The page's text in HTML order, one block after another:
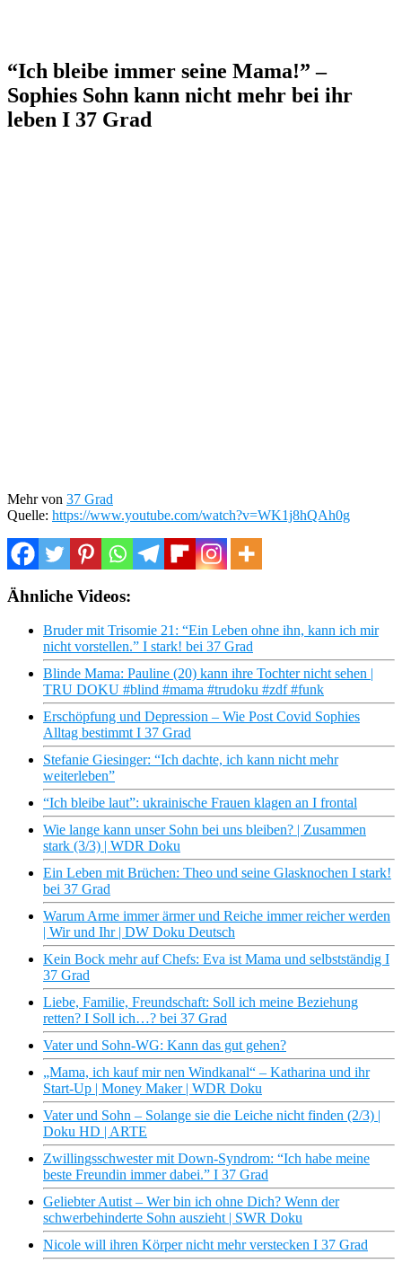
“Ich bleibe immer seine Mama!” –
Sophies Sohn kann nicht mehr bei ihr
leben I 37 Grad
Mehr von 37 Grad
Quelle: https://www.youtube.com/watch?v=WK1j8hQAh0g
Ähnliche Videos:
Bruder mit Trisomie 21: ​​“Ein Leben ohne ihn, kann ich mir
nicht vorstellen.” I stark! bei 37 Grad
Blinde Mama: Pauline (20) kann ihre Tochter nicht sehen |
TRU DOKU #blind #mama #trudoku #zdf #funk
Erschöpfung und Depression – Wie Post Covid Sophies
Alltag bestimmt I 37 Grad
Stefanie Giesinger: “Ich dachte, ich kann nicht mehr
weiterleben”
“Ich bleibe laut”: ukrainische Frauen klagen an I frontal
Wie lange kann unser Sohn bei uns bleiben? | Zusammen
stark (3/3) | WDR Doku
Ein Leben mit Brüchen: Theo und seine Glasknochen I stark!
bei 37 Grad
Warum Arme immer ärmer und Reiche immer reicher werden
| Wir und Ihr | DW Doku Deutsch
Kein Bock mehr auf Chefs: Eva ist Mama und selbstständig I
37 Grad
Liebe, Familie, Freundschaft: Soll ich meine Beziehung
retten? I Soll ich…? bei 37 Grad
Vater und Sohn-WG: Kann das gut gehen?
„Mama, ich kauf mir nen Windkanal“ – Katharina und ihr
Start-Up | Money Maker | WDR Doku
Vater und Sohn – Solange sie die Leiche nicht finden (2/3) |
Doku HD | ARTE
Zwillingsschwester mit Down-Syndrom: “Ich habe meine
beste Freundin immer dabei.” I 37 Grad
Geliebter Autist – Wer bin ich ohne Dich? Wenn der
schwerbehinderte Sohn auszieht | SWR Doku
Nicole will ihren Körper nicht mehr verstecken I 37 Grad